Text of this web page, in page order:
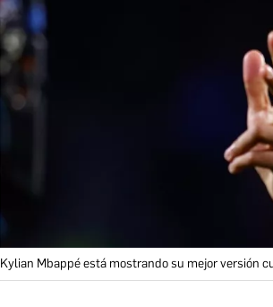
Kylian Mbappé está mostrando su mejor versión